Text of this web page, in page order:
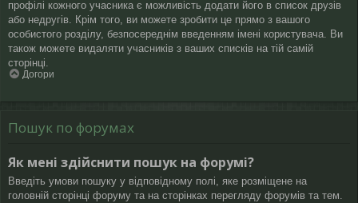
профілі кожного учасника є можливість додати його в список друзів
або недругів. Крім того, ви можете зробити це прямо з вашого
особистого розділу, безпосереднім введенням імені користувача. Ви
також можете видаляти учасників з ваших списків на тій самій
сторінці.
Догори
Пошук по форумах
Як мені здійснити пошук на форумі?
Введіть умови пошуку у відповідному полі, яке розміщене на
головній сторінці форуму та на сторінках перегляду форумів та тем.